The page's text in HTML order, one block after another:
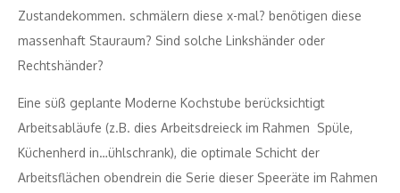
Zustandekommen. schmälern diese x-mal? benötigen diese
massenhaft Stauraum? Sind solche Linkshänder oder
Rechtshänder?
Eine süß geplante Moderne Kochstube berücksichtigt
Arbeitsabläufe (z.B. dies Arbeitsdreieck im Rahmen Spüle,
Küchenherd in…ühlschrank), die optimale Schicht der
Arbeitsflächen obendrein die Serie dieser Speeräte im Rahmen